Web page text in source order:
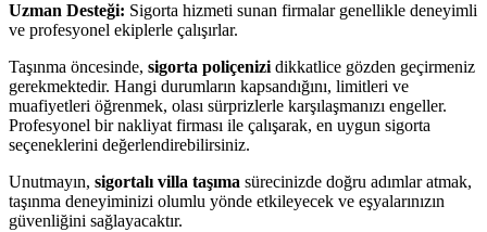
Uzman Desteği: Sigorta hizmeti sunan firmalar genellikle deneyimli
ve profesyonel ekiplerle çalışırlar.
Taşınma öncesinde, sigorta poliçenizi dikkatlice gözden geçirmeniz
gerekmektedir. Hangi durumların kapsandığını, limitleri ve
muafiyetleri öğrenmek, olası sürprizlerle karşılaşmanızı engeller.
Profesyonel bir nakliyat firması ile çalışarak, en uygun sigorta
seçeneklerini değerlendirebilirsiniz.
Unutmayın, sigortalı villa taşıma sürecinizde doğru adımlar atmak,
taşınma deneyiminizi olumlu yönde etkileyecek ve eşyalarınızın
güvenliğini sağlayacaktır.